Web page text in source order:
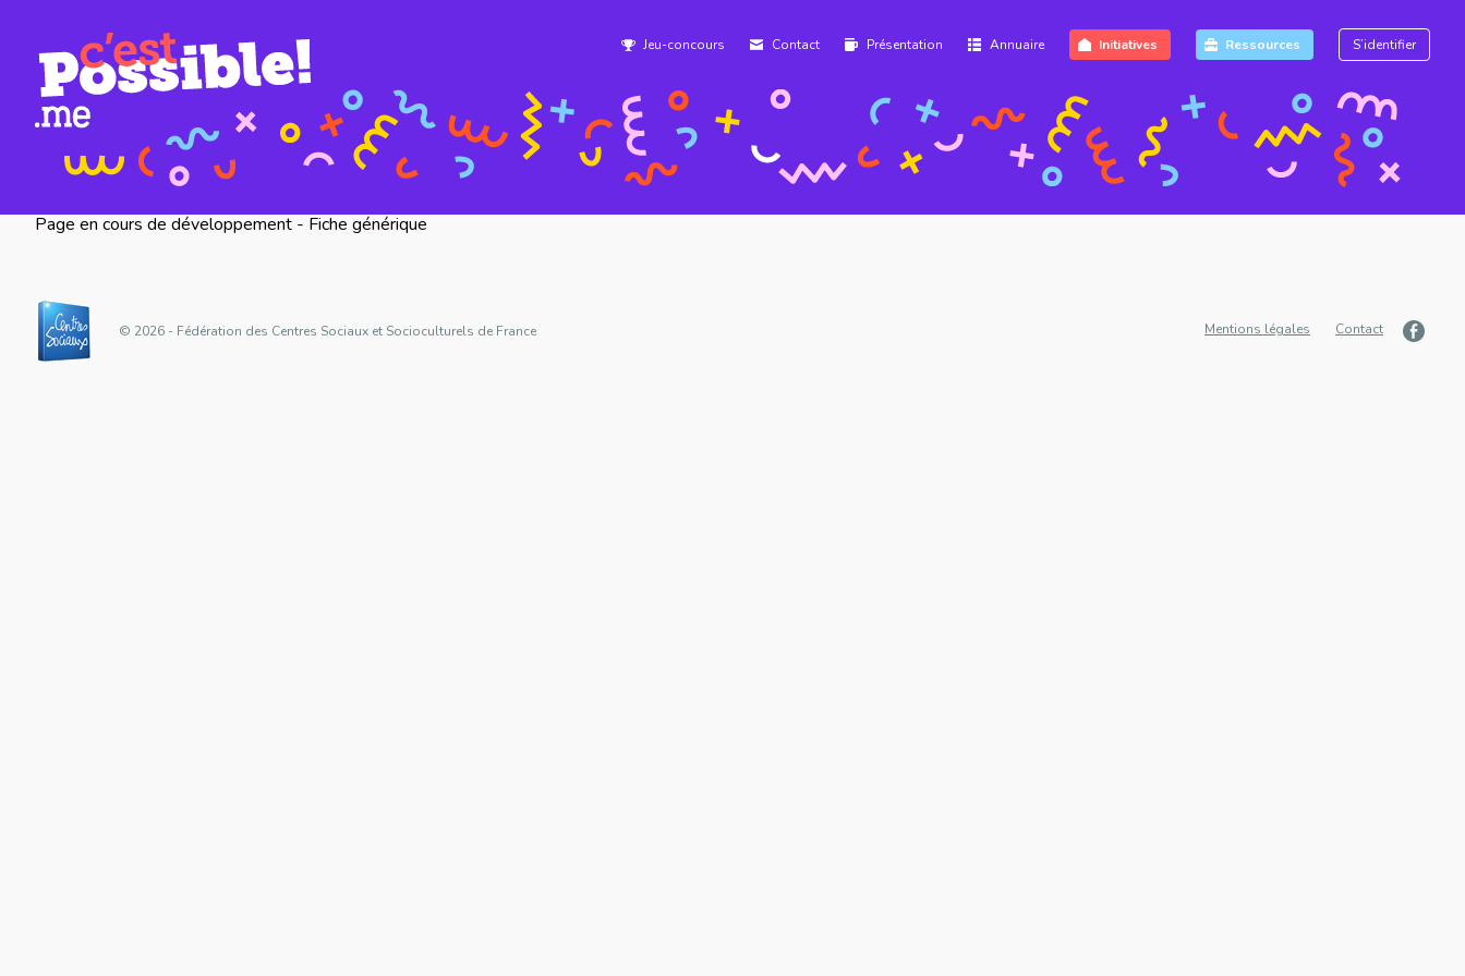
Jeu-concours Contact Présentation Annuaire Initiatives Ressources S’identifier
Page en cours de développement - Fiche générique
© 2026 - Fédération des Centres Sociaux et Socioculturels de France Mentions légales Contact